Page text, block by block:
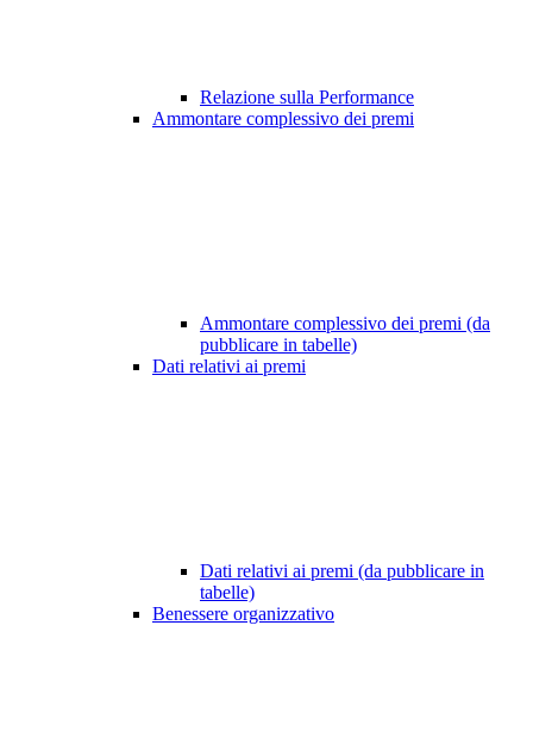
Relazione sulla Performance
Ammontare complessivo dei premi
Ammontare complessivo dei premi (da
pubblicare in tabelle)
Dati relativi ai premi
Dati relativi ai premi (da pubblicare in
tabelle)
Benessere organizzativo